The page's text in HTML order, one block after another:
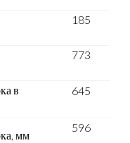
185
773
в
645
мм
596